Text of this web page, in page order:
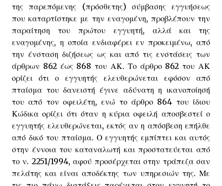
της παρεπόμενης (πρόσθετης) σύμβασης εγγυήσεως
που καταρτίστηκε με την εναγομένη, προβλέπουν την
παραίτηση του πρώτου εγγυητή, αλλά και της
εναγομένης, η οποία ενδιαφέρει εν προκειμένω, από
την ένσταση διζήσεως ως και από τις ενστάσεις των
άρθρων 862 έως 868 του ΑΚ. Το άρθρο 862 του ΑΚ
ορίζει ότι ο εγγυητής ελευθερώνεται εφόσον από
πταίσμα του δανειστή έγινε αδύνατη η ικανοποίησή
του από τον οφειλέτη, ενώ το άρθρο 864 του ίδιου
Κώδικα ορίζει ότι όταν η κύρια οφειλή αποσβεστεί ο
εγγυητής ελευθερώνεται, εκτός αν η απόσβεση επήλθε
από δικό του πταίσμα. Ο εγγυητής εμπίπτει και αυτός
στην έννοια του καταναλωτή και προστατεύεται από
το ν. 2251/1994, αφού προσέρχεται στην τράπεζα σαν
πελάτης και είναι αποδέκτης των υπηρεσιών της. Με